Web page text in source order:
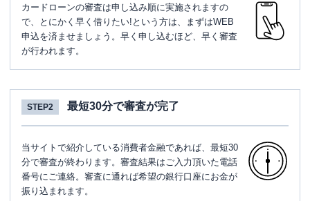
カードローンの審査は申し込み順に実施されますの
で、とにかく早く借りたい!という方は、まずはWEB
申込を済ませましょう。早く申し込むほど、早く審査
が行われます。
STEP2 最短30分で審査が完了
当サイトで紹介している消費者金融であれば、最短30
分で審査が終わります。審査結果はご入力頂いた電話
番号にご連絡。審査に通れば希望の銀行口座にお金が
振り込まれます。